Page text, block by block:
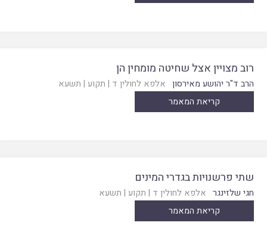
רוב מצויין אצל שחיטה מומחין הן
הרב ד"ר יהושע מאירסון אלפא לחולין ד | תקוע | תשעא
קריאת המאמר
שתי פרשנויות בגדרי המינים
חגי שלזינגר אלפא לחולין ד | תקוע | תשעא
קריאת המאמר